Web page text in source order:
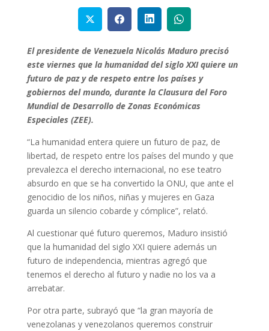
El presidente de Venezuela Nicolás Maduro precisó
este viernes que la humanidad del siglo XXI quiere un
futuro de paz y de respeto entre los países y
gobiernos del mundo, durante la Clausura del Foro
Mundial de Desarrollo de Zonas Económicas
Especiales (ZEE).
“La humanidad entera quiere un futuro de paz, de
libertad, de respeto entre los países del mundo y que
prevalezca el derecho internacional, no ese teatro
absurdo en que se ha convertido la ONU, que ante el
genocidio de los niños, niñas y mujeres en Gaza
guarda un silencio cobarde y cómplice”, relató.
Al cuestionar qué futuro queremos, Maduro insistió
que la humanidad del siglo XXI quiere además un
futuro de independencia, mientras agregó que
tenemos el derecho al futuro y nadie no los va a
arrebatar.
Por otra parte, subrayó que “la gran mayoría de
venezolanas y venezolanos queremos construir